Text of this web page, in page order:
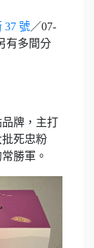
37 號／07-
有多間分
牌，主打
死忠粉
勝軍。